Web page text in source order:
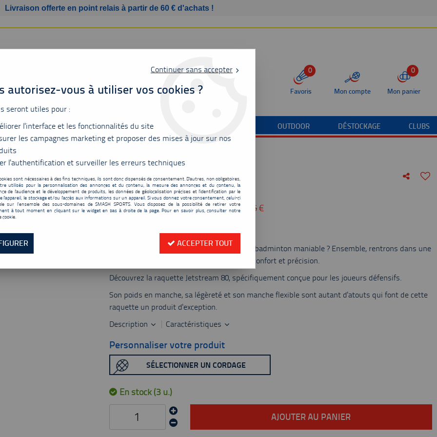
Livraison offerte en point relais à partir de 60 € d'achats !
0
Favoris Mon compte
0
Mon panier
BAGAGERIE ACCESSOIRES OUTDOOR DÉSTOCKAGE CLUBS
Babolat Jetstream 80
116,95€TTCau lieu de129,95€
Vous êtes à la recherche d'une raquette de badminton maniable ? Ensemble, rentrons dans une
nouvelle dimension du jeu : alliez rapidité, confort et précision.
Découvrez la raquette Jetstream 80, spécifiquement conçue pour les joueurs défensifs.
Son poids en manche, sa légèreté et son manche flexible sont autant d'atouts qui font de cette
raquette un produit d'exception.
Description
Caractéristiques
Personnaliser votre produit
SÉLECTIONNER UN CORDAGE
En stock (3 u.)
AJOUTER AU PANIER
Continuer sans accepter
autorisez-vous à utiliser vos cookies ?
seront utiles pour :
l'interface et les fonctionnalités du site
les campagnes marketing et proposer des mises à jour sur nos
l'authentification et surveiller les erreurs techniques
sont nécessaires à des fins techniques, ils sont donc dispensés de consentement. D'autres, non obligatoires,
utilisés pour la personnalisation des annonces et du contenu, la mesure des annonces et du contenu, la
de l'audience et le développement de produits, les données de géolocalisation précises et l'identification par le
l'appareil, le stockage et/ou l'accès aux informations sur un appareil. Si vous donnez votre consentement, celui-ci
sur l’ensemble des sous-domaines de SMASH SPORTS. Vous disposez de la possibilité de retirer votre
à tout moment en cliquant sur le widget en bas à droite de la page. Pour en savoir plus, consulter notre
cookie.
ACCEPTER TOUT